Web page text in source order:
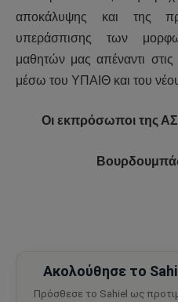
αποκάλυψης και της
υπεράσπισης των
μαθητών μας απέναντι
μέσω του ΥΠΑΙΘ και του
Οι εκπρόσωποι της
Ακολούθησε το
Πρόσθεσε το Sahiel ως